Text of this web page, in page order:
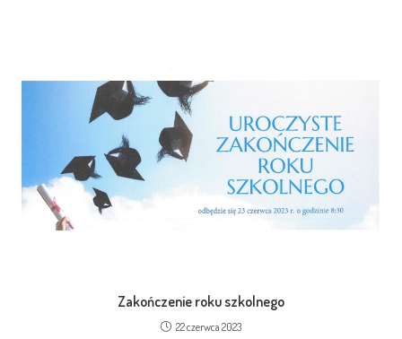
Zakończenie roku szkolnego
22 czerwca 2023